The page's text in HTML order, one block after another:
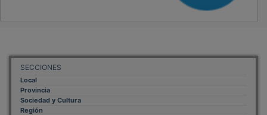
SECCIONES
Local
Provincia
Sociedad y Cultura
Región